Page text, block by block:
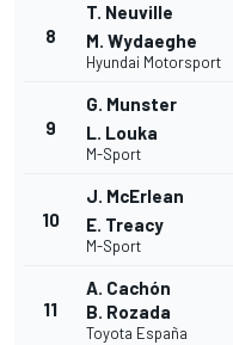
8
T. Neuville
M. Wydaeghe
Hyundai Motorsport
9
G. Munster
L. Louka
M-Sport
10
J. McErlean
E. Treacy
M-Sport
11
A. Cachón
B. Rozada
Toyota España